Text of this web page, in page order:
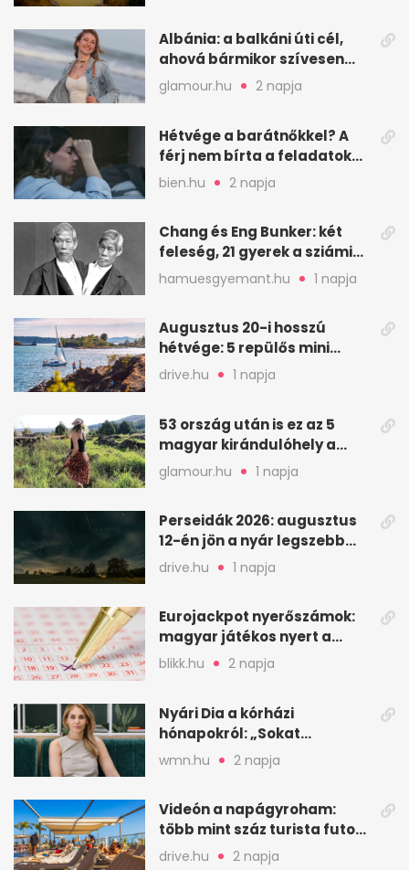
Albánia: a balkáni úti cél,
ahová bármikor szívesen
visszamennék
glamour.hu 2 napja
Hétvége a barátnőkkel? A
férj nem bírta a feladatokat,
a feleség levegőt kér
bien.hu 2 napja
Chang és Eng Bunker: két
feleség, 21 gyerek a sziámi
ikrek életében
hamuesgyemant.hu 1 napja
Augusztus 20-i hosszú
hétvége: 5 repülős mini
nyaralás 0 szabadsággal
drive.hu 1 napja
53 ország után is ez az 5
magyar kirándulóhely a
kedvencem
glamour.hu 1 napja
Perseidák 2026: augusztus
12-én jön a nyár legszebb
csillaghullása
drive.hu 1 napja
Eurojackpot nyerőszámok:
magyar játékos nyert a
2026. augusztus 4-i húzáson
blikk.hu 2 napja
Nyári Dia a kórházi
hónapokról: „Sokat
veszekedtem Istennel”
wmn.hu 2 napja
Videón a napágyroham:
több mint száz turista futott
a helyekért Tenerifén
drive.hu 2 napja